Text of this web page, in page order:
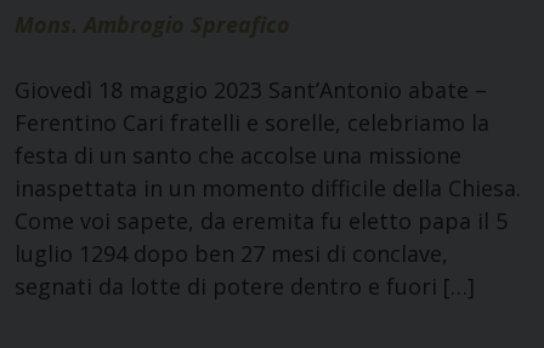
Mons. Ambrogio Spreafico
Giovedì 18 maggio 2023 Sant’Antonio abate –
Ferentino Cari fratelli e sorelle, celebriamo la
festa di un santo che accolse una missione
inaspettata in un momento difficile della Chiesa.
Come voi sapete, da eremita fu eletto papa il 5
luglio 1294 dopo ben 27 mesi di conclave,
segnati da lotte di potere dentro e fuori […]